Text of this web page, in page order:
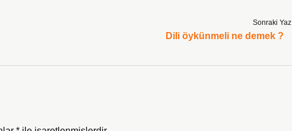
Sonraki
Dili öykünmeli ne demek ?